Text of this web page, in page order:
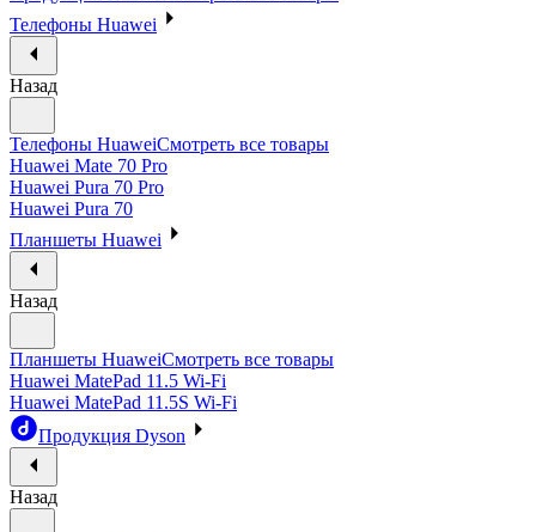
Телефоны Huawei
Назад
Телефоны HuaweiСмотреть все товары
Huawei Mate 70 Pro
Huawei Pura 70 Pro
Huawei Pura 70
Планшеты Huawei
Назад
Планшеты HuaweiСмотреть все товары
Huawei MatePad 11.5 Wi-Fi
Huawei MatePad 11.5S Wi-Fi
Продукция Dyson
Назад